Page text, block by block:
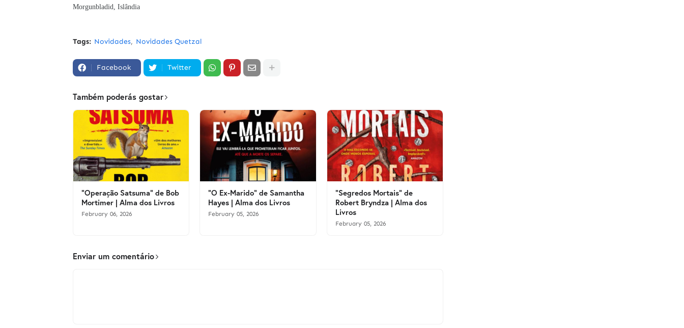
Morgunbladid, Islândia
Tags: Novidades Novidades Quetzal
Facebook Twitter
Também poderás gostar
"Operação Satsuma" de Bob
Mortimer | Alma dos Livros
February 06, 2026
"O Ex-Marido" de Samantha
Hayes | Alma dos Livros
February 05, 2026
"Segredos Mortais" de
Robert Bryndza | Alma dos
Livros
February 05, 2026
Enviar um comentário